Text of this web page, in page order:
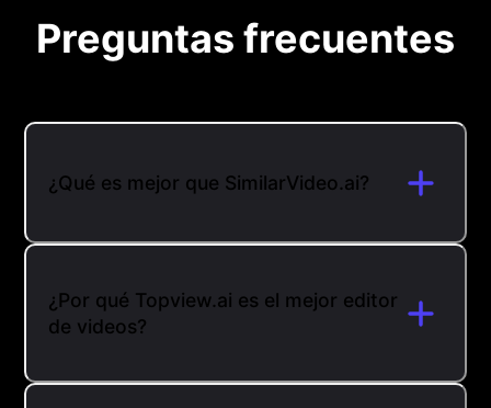
Preguntas frecuentes
¿Qué es mejor que SimilarVideo.ai?
¿Por qué Topview.ai es el mejor editor
de videos?